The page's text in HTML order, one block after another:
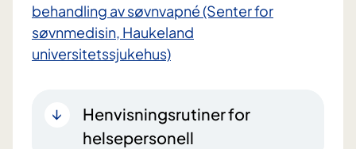
behandling av søvnvapné (Senter for
søvnmedisin, Haukeland
universitetssjukehus)
Henvisningsrutiner for
helsepersonell